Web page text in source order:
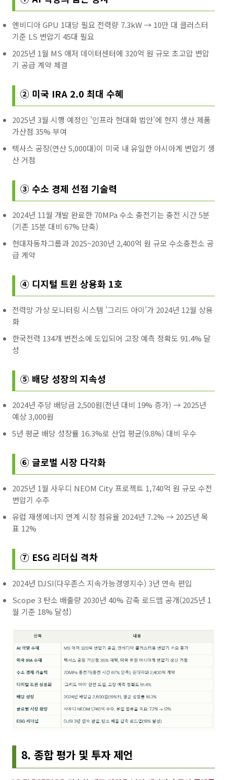
엔비디아 GPU 1대당 필요 전력량 7.3kW → 10만 대 클러스터
기준 LS 변압기 45대 필요
2025년 1월 MS 애저 데이터센터에 320억 원 규모 초고압 변압
기 공급 계약 체결
② 미국 IRA 2.0 최대 수혜
2025년 3월 시행 예정인 '인프라 현대화 법안'에 현지 생산 제품
가산점 35% 부여
텍사스 공장(연산 5,000대)이 미국 내 유일한 아시아계 변압기 생
산 거점
③ 수소 경제 선점 기술력
2024년 11월 개발 완료한 70MPa 수소 충전기는 충전 시간 5분
(기존 15분 대비 67% 단축)
현대자동차그룹과 2025~2030년 2,400억 원 규모 수소충전소 공
급 계약
④ 디지털 트윈 상용화 1호
전력망 가상 모니터링 시스템 '그리드 아이'가 2024년 12월 상용
화
한국전력 134개 변전소에 도입되어 고장 예측 정확도 91.4% 달
성
⑤ 배당 성장의 지속성
2024년 주당 배당금 2,500원(전년 대비 19% 증가) → 2025년
예상 3,000원
5년 평균 배당 성장률 16.3%로 산업 평균(9.8%) 대비 우수
⑥ 글로벌 시장 다각화
2025년 1월 사우디 NEOM City 프로젝트 1,740억 원 규모 수전
변압기 수주
유럽 재생에너지 연계 시장 점유율 2024년 7.2% → 2025년 목
표 12%
⑦ ESG 리더십 격차
2024년 DJSI(다우존스 지속가능경영지수) 3년 연속 편입
Scope 3 탄소 배출량 2030년 40% 감축 로드맵 공개(2025년 1
월 기준 18% 달성)
8. 종합 평가 및 투자 제언